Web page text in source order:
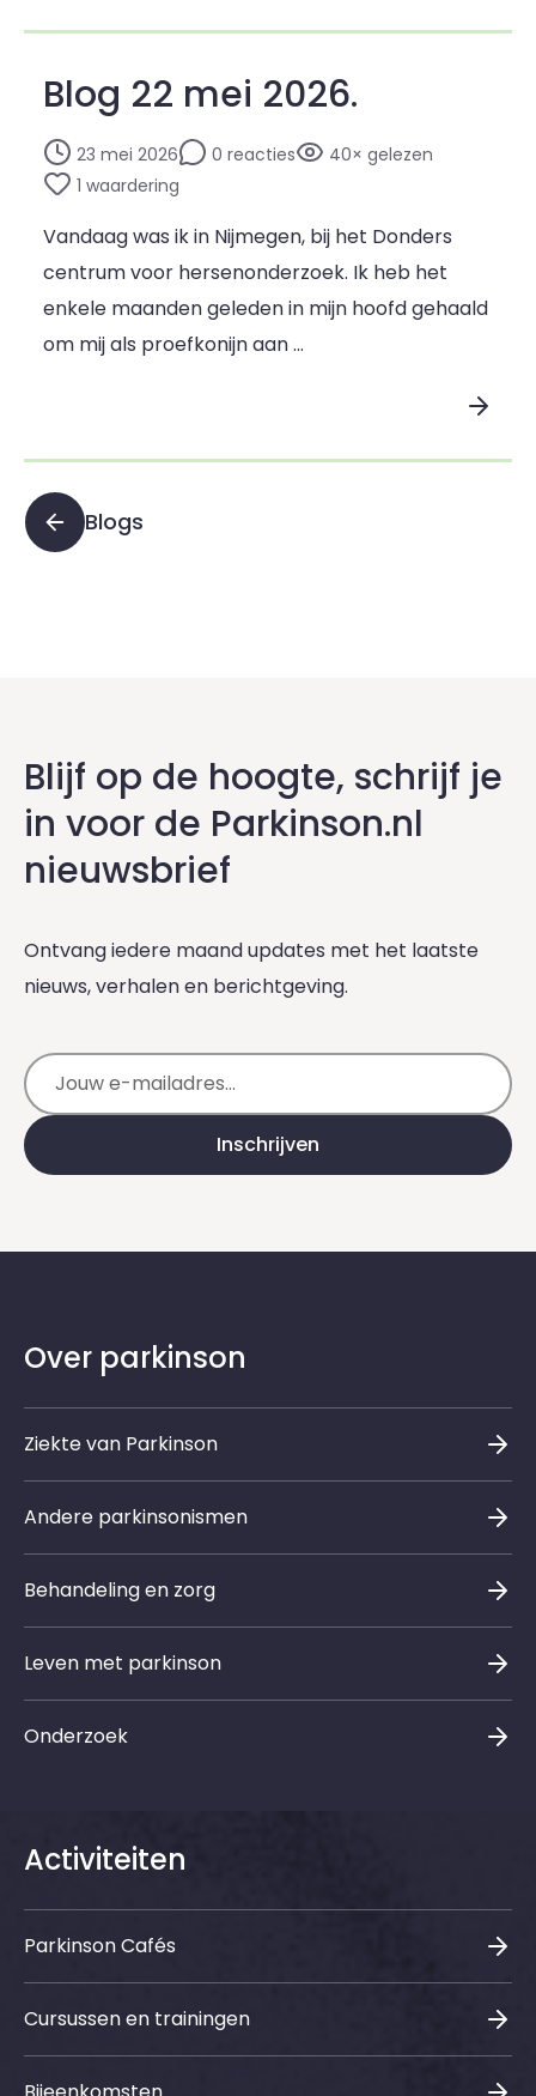
Blog 22 mei 2026.
23 mei 2026 0 reacties
40× gelezen
1 waardering
Vandaag was ik in Nijmegen, bij het Donders
centrum voor hersenonderzoek. Ik heb het
enkele maanden geleden in mijn hoofd gehaald
om mij als proefkonijn aan …
Blogs
Blijf op de hoogte, schrijf je
in voor de Parkinson.nl
nieuwsbrief
Ontvang iedere maand updates met het laatste
nieuws, verhalen en berichtgeving.
E-mailadres
Inschrijven
Over parkinson
Ziekte van Parkinson
Andere parkinsonismen
Behandeling en zorg
Leven met parkinson
Onderzoek
Activiteiten
Parkinson Cafés
Cursussen en trainingen